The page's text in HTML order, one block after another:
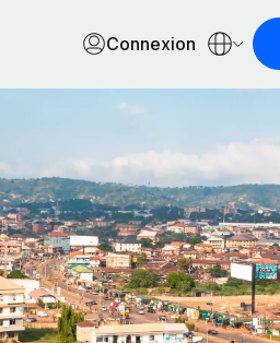
Connexion